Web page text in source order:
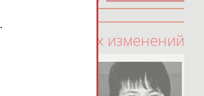
100 последних изменений
.